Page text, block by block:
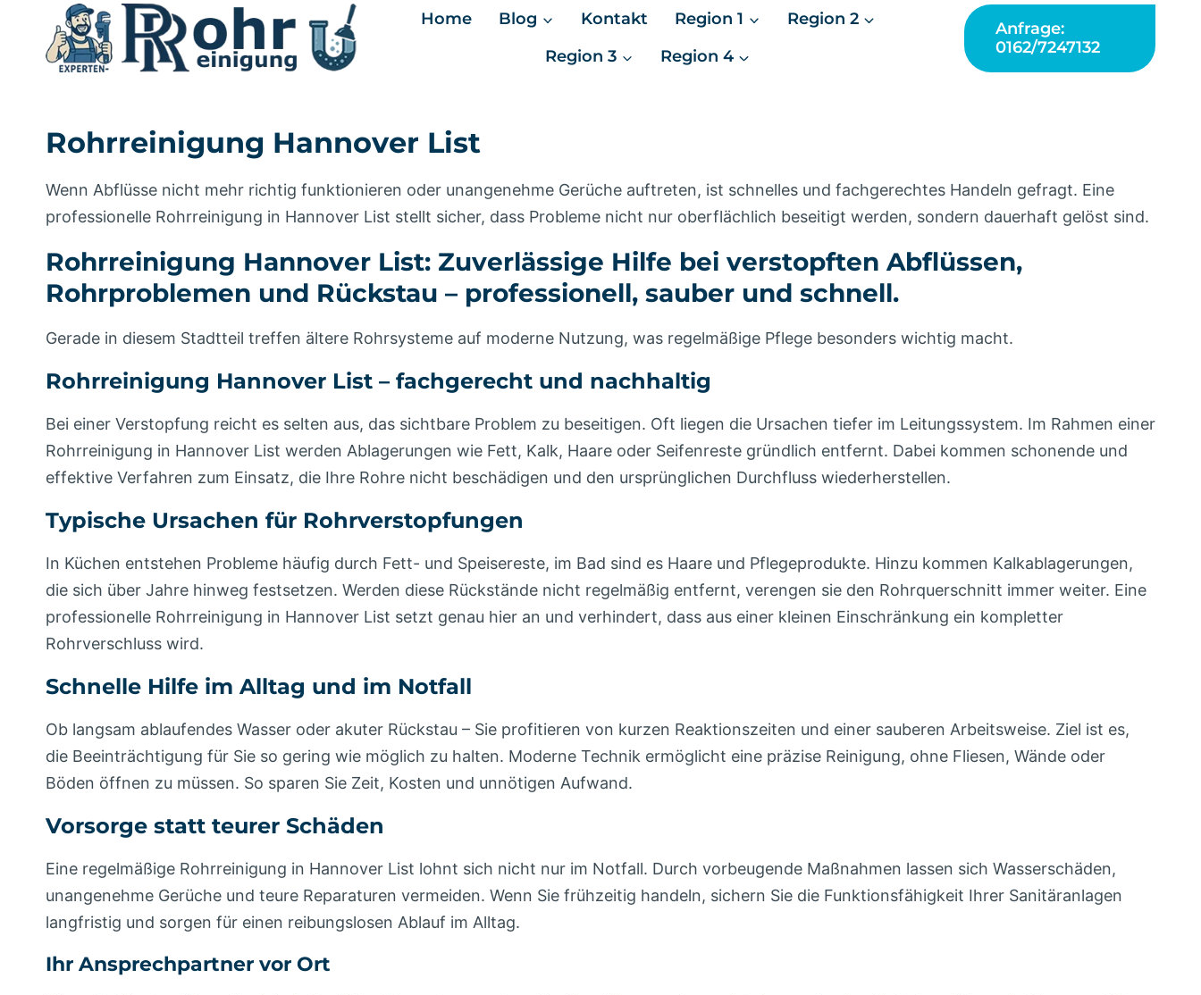
springen
Home Blog Kontakt Region 1
Region 2
Region 3
Region 4
Anfrage:
0162/7247132
Rohrreinigung Hannover List
Wenn Abflüsse nicht mehr richtig funktionieren oder unangenehme Gerüche auftreten, ist schnelles und fachgerechtes Handeln gefragt. Eine
professionelle Rohrreinigung in Hannover List stellt sicher, dass Probleme nicht nur oberflächlich beseitigt werden, sondern dauerhaft gelöst sind.
Rohrreinigung Hannover List: Zuverlässige Hilfe bei verstopften Abflüssen,
Rohrproblemen und Rückstau – professionell, sauber und schnell.
Gerade in diesem Stadtteil treffen ältere Rohrsysteme auf moderne Nutzung, was regelmäßige Pflege besonders wichtig macht.
Rohrreinigung Hannover List – fachgerecht und nachhaltig
Bei einer Verstopfung reicht es selten aus, das sichtbare Problem zu beseitigen. Oft liegen die Ursachen tiefer im Leitungssystem. Im Rahmen einer
Rohrreinigung in Hannover List werden Ablagerungen wie Fett, Kalk, Haare oder Seifenreste gründlich entfernt. Dabei kommen schonende und
effektive Verfahren zum Einsatz, die Ihre Rohre nicht beschädigen und den ursprünglichen Durchfluss wiederherstellen.
Typische Ursachen für Rohrverstopfungen
In Küchen entstehen Probleme häufig durch Fett- und Speisereste, im Bad sind es Haare und Pflegeprodukte. Hinzu kommen Kalkablagerungen,
die sich über Jahre hinweg festsetzen. Werden diese Rückstände nicht regelmäßig entfernt, verengen sie den Rohrquerschnitt immer weiter. Eine
professionelle Rohrreinigung in Hannover List setzt genau hier an und verhindert, dass aus einer kleinen Einschränkung ein kompletter
Rohrverschluss wird.
Schnelle Hilfe im Alltag und im Notfall
Ob langsam ablaufendes Wasser oder akuter Rückstau – Sie profitieren von kurzen Reaktionszeiten und einer sauberen Arbeitsweise. Ziel ist es,
die Beeinträchtigung für Sie so gering wie möglich zu halten. Moderne Technik ermöglicht eine präzise Reinigung, ohne Fliesen, Wände oder
Böden öffnen zu müssen. So sparen Sie Zeit, Kosten und unnötigen Aufwand.
Vorsorge statt teurer Schäden
Eine regelmäßige Rohrreinigung in Hannover List lohnt sich nicht nur im Notfall. Durch vorbeugende Maßnahmen lassen sich Wasserschäden,
unangenehme Gerüche und teure Reparaturen vermeiden. Wenn Sie frühzeitig handeln, sichern Sie die Funktionsfähigkeit Ihrer Sanitäranlagen
langfristig und sorgen für einen reibungslosen Ablauf im Alltag.
Ihr Ansprechpartner vor Ort